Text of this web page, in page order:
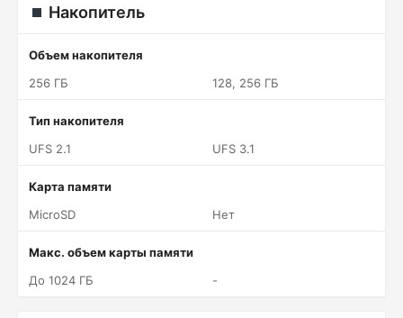
Накопитель
Объем накопителя
256 ГБ
128, 256 ГБ
Тип накопителя
UFS 2.1
UFS 3.1
Карта памяти
MicroSD
Нет
Макс. объем карты памяти
До 1024 ГБ
-